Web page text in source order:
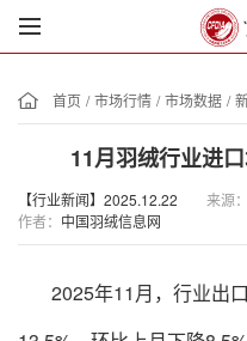
首页 / 市场行情 / 市场数据 /
11月羽绒行业进
【行业新闻】2025.12.22 来源：
作者： 中国羽绒信息网
2025年11月，行业出